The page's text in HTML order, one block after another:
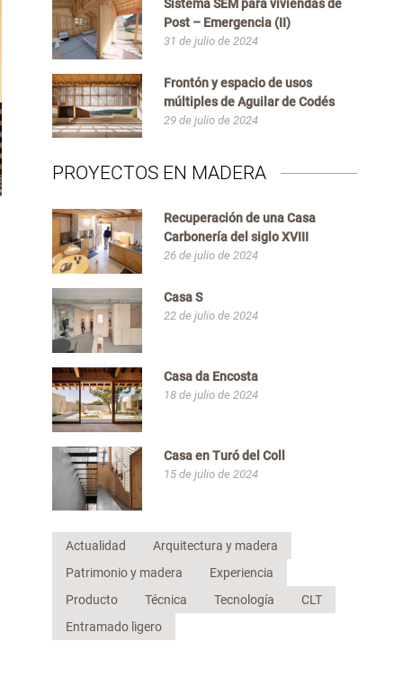
Sistema SEM para viviendas de
Post – Emergencia (II)
31 de julio de 2024
Frontón y espacio de usos
múltiples de Aguilar de Codés
29 de julio de 2024
PROYECTOS EN MADERA
Recuperación de una Casa
Carbonería del siglo XVIII
26 de julio de 2024
Casa S
22 de julio de 2024
Casa da Encosta
18 de julio de 2024
Casa en Turó del Coll
15 de julio de 2024
Actualidad
Arquitectura y madera
Patrimonio y madera
Experiencia
Producto
Técnica Tecnología
CLT
Entramado ligero